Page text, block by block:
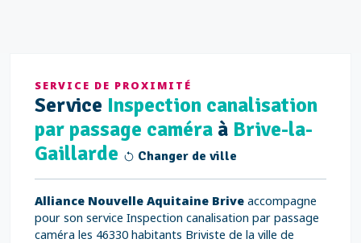
SERVICE DE PROXIMITÉ
Service Inspection canalisation
par passage caméra à Brive-la-
Gaillarde
Changer de ville
Alliance Nouvelle Aquitaine Brive accompagne
pour son service Inspection canalisation par passage
caméra les 46330 habitants Briviste de la ville de